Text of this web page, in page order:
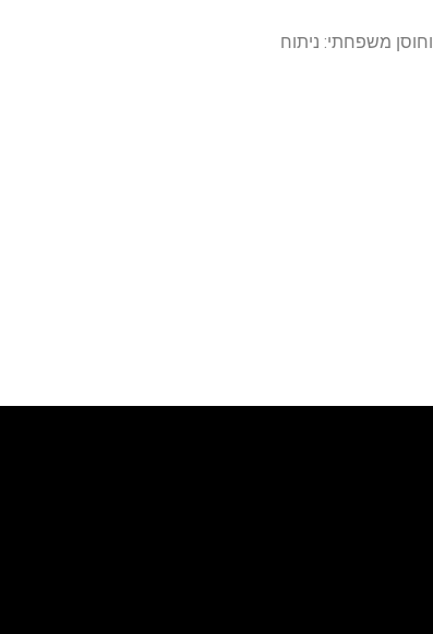
מחקר זה פורסם בכתב עת סוציולוגיה מוביל – Journal of Marriage and Family, שכותרתו חוויות COVID-19 וחוסן משפחתי: ניתוח